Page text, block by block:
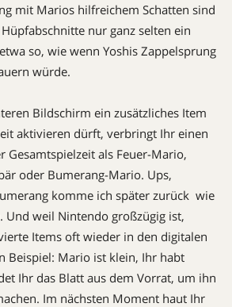
mit Marios hilfreichem Schatten sind
nur ganz selten ein
so, wie wenn Yoshis Zappelsprung
würde.
Bildschirm ein zusätzliches Item
aktivieren dürft, verbringt Ihr einen
Gesamtspielzeit als Feuer-Mario,
oder Bumerang-Mario. Ups,
komme ich später zurück  wie
Und weil Nintendo großzügig ist,
Items oft wieder in den digitalen
Beispiel: Mario ist klein, Ihr habt
Ihr das Blatt aus dem Vorrat, um ihn
Im nächsten Moment haut Ihr